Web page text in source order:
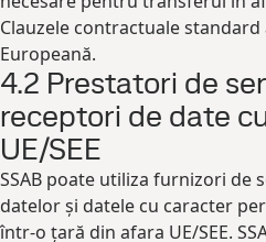
Clauzele contractuale
Europeană.
4.2 Prestatori de
receptori de date
UE/SEE
SSAB poate utiliza furnizori de
datelor și datele cu caracter
într-o țară din afara UE/SEE.